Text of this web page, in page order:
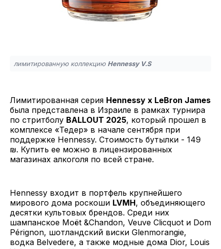
лимитированную коллекцию Hennessy V.S
Лимитированная серия Hennessy x LeBron James
была представлена в Израиле в рамках турнира
по стритболу BALLOUT 2025, который прошел в
комплексе «Тедер» в начале сентября при
поддержке Hennessy. Стоимость бутылки - 149
₪. Купить ее можно в лицензированных
магазинах алкоголя по всей стране.
Hennessy входит в портфель крупнейшего
мирового дома роскоши LVMH, объединяющего
десятки культовых брендов. Среди них
шампанское Moët &Chandon, Veuve Clicquot и Dom
Pérignon, шотландский виски Glenmorangie,
водка Belvedere, а также модные дома Dior, Louis